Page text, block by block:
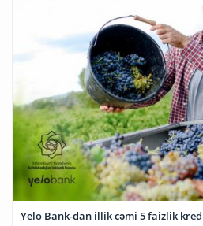
Yelo Bank-dan illik cəmi 5 faizlik